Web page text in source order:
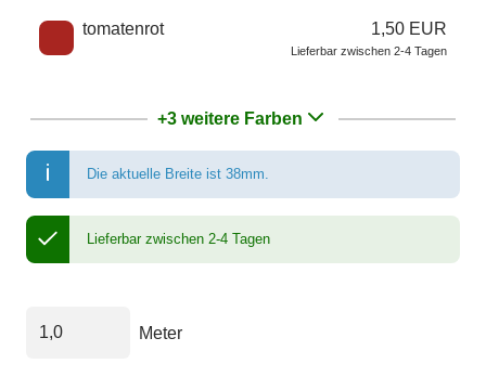
tomatenrot 1,50 EUR
Lieferbar zwischen 2-4 Tagen
+3 weitere Farben
Die aktuelle Breite ist 38mm.
Lieferbar zwischen 2-4 Tagen
Meter